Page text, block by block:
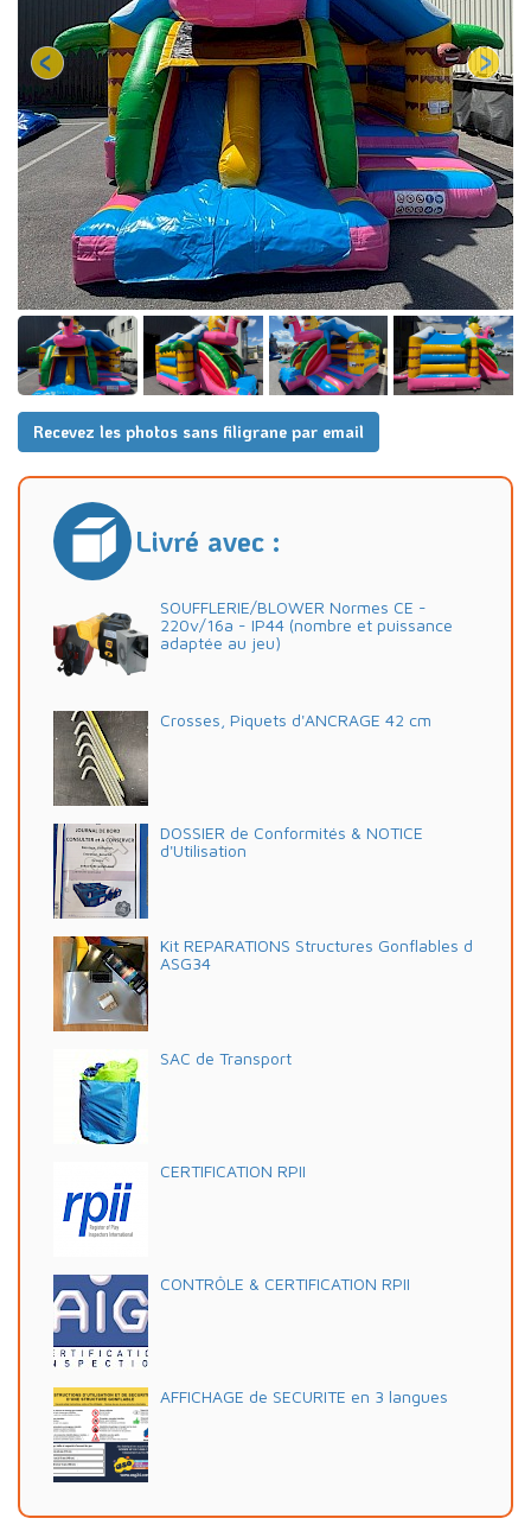
Recevez les photos sans filigrane par email
Livré avec :
SOUFFLERIE/BLOWER Normes CE -
220v/16a - IP44 (nombre et puissance
adaptée au jeu)
Crosses, Piquets d'ANCRAGE 42 cm
DOSSIER de Conformités & NOTICE
d'Utilisation
Kit REPARATIONS Structures Gonflables d
ASG34
SAC de Transport
CERTIFICATION RPII
CONTRÔLE & CERTIFICATION RPII
AFFICHAGE de SECURITE en 3 langues